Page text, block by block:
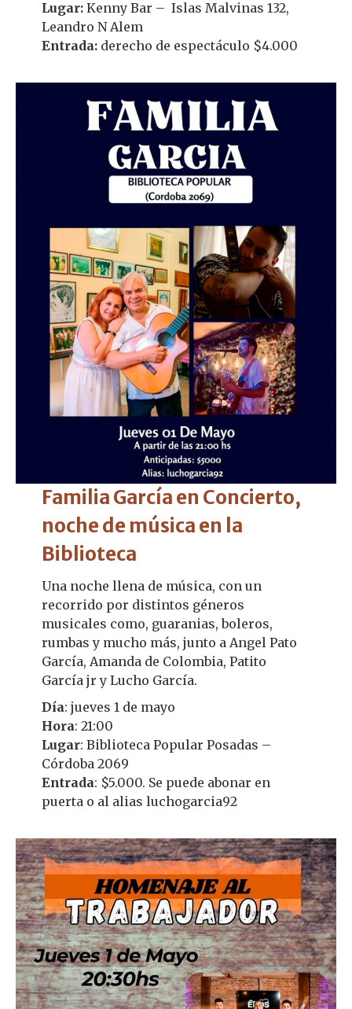
Lugar: Kenny Bar – Islas Malvinas 132,
Leandro N Alem
Entrada: derecho de espectáculo $4.000
Familia García en Concierto,
noche de música en la
Biblioteca
Una noche llena de música, con un
recorrido por distintos géneros
musicales como, guaranias, boleros,
rumbas y mucho más, junto a Angel Pato
García, Amanda de Colombia, Patito
García jr y Lucho García.
Día: jueves 1 de mayo
Hora: 21:00
Lugar: Biblioteca Popular Posadas –
Córdoba 2069
Entrada: $5.000. Se puede abonar en
puerta o al alias luchogarcia92